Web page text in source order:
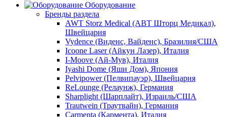
Оборудование
Бренды раздела
AWT Storz Medical (АВТ Шторц Медикал),
Швейцария
Vydence (Виденс, Вайденс), Бразилия/США
Icoone Laser (Айкун Лазер), Италия
I-Moove (Ай-Мув), Италия
Iyashi Dome (Яши Дом), Япония
Pelvipower (Пелвипауэр), Швейцария
ReLounge (Релаунж), Германия
Sharplight (Шарплайт), Израиль/США
Trautwein (Траутвайн), Германия
Carmenta (Кармента), Италия